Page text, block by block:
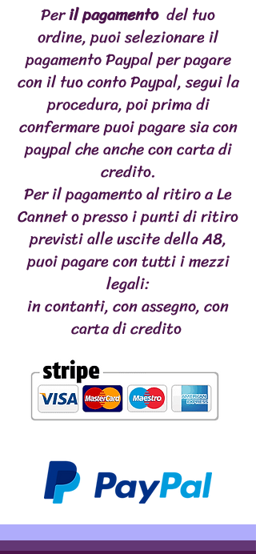
Matières grasses 10
Cendre brute 5
Fibre brute 0,5
Calcium 1,5
Phosphore 0,9
Humidité 67,3
Matière sèche 32,7
Peril pagamento del tuo
ordine, puoi selezionare il
pagamento Paypal per pagare
con il tuo conto Paypal, segui la
procedura, poi prima di
confermare puoi pagare sia con
paypal che anche con carta di
credito.
Per il pagamento al ritiro a Le
Cannet o presso i punti di ritiro
previsti alle uscite della A8,
puoi pagare con tutti i mezzi
legali:
in contanti, con assegno, con
carta di credito